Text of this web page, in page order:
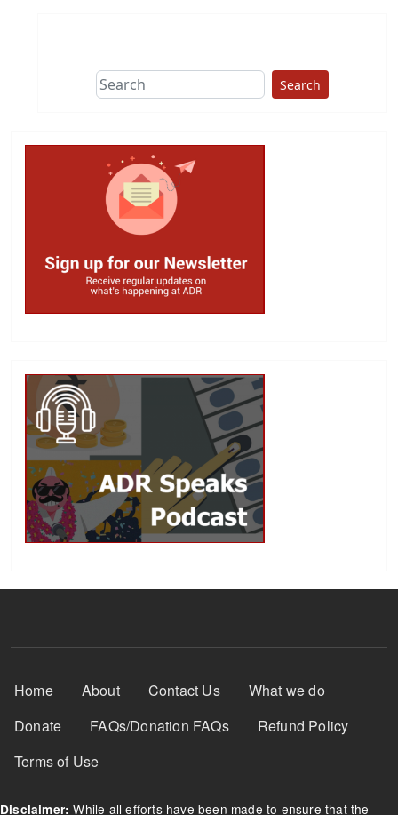
Search
Footer Menu
Home About Contact Us
What we do
Donate
FAQs/Donation FAQs
Refund Policy
Terms of Use
Disclaimer: While all efforts have been made to ensure that the